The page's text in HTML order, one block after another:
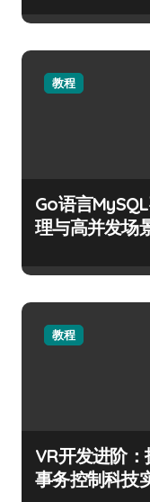
教程
Go语言
理与高并发场
教程
VR开发进阶
事务控制科技